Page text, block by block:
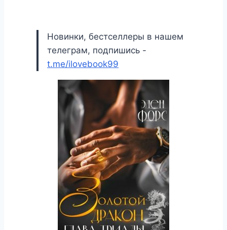
Новинки, бестселлеры в нашем
телеграм, подпишись -
t.me/ilovebook99